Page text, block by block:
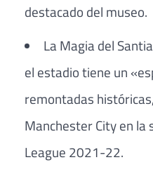
destacado del museo.
La Magia del
el estadio tiene un
remontadas
Manchester City en la
League 2021-22.